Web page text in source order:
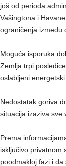
još od perioda
Vašingtona i
ograničenja između
Moguća isporuka
Zemlja trpi
oslabljeni energetski
Nedostatak goriva
situacija izaziva sve
Prema
isključivo privatnom
poodmakloj fazi i da